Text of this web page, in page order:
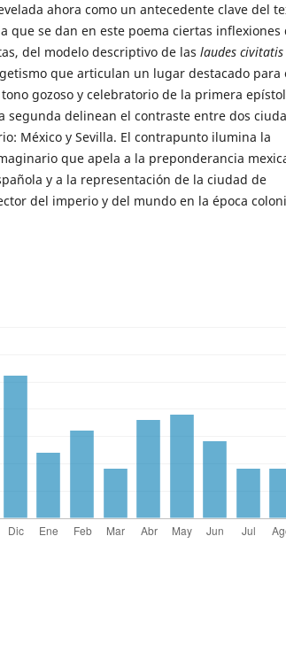
ahora como un antecedente clave del
que se dan en este poema ciertas inflexiones
del modelo descriptivo de las laudes civitatis
que articulan un lugar destacado para
gozoso y celebratorio de la primera
segunda delinean el contraste entre dos
México y Sevilla. El contrapunto ilumina la
que apela a la preponderancia
y a la representación de la ciudad de
del imperio y del mundo en la época